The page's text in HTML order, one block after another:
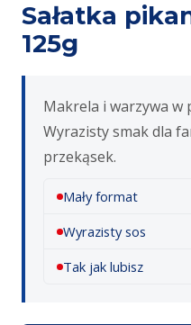
Sałatka
125g
Makrela i warzywa w
Wyrazisty smak dla
przekąsek.
Mały format
Wyrazisty sos
Tak jak lubisz